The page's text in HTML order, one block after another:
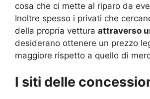
cosa che ci mette al riparo da
Inoltre spesso i privati che
della propria vettura attraverso
desiderano ottenere un prezzo
maggiore rispetto a quello di
I siti delle